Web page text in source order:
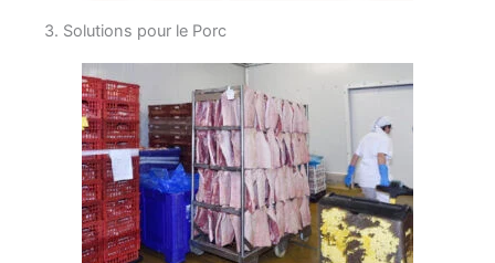
3. Solutions pour le Porc